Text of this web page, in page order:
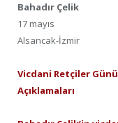
Bahadır Çelik
17 mayıs
Alsancak-İzmir
Vicdani Retçiler
Açıklamaları